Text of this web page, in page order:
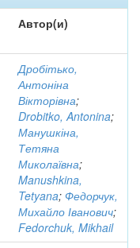
Автор(и)
Дробітько,
Антоніна
Вікторівна;
Drobitko, Antonina;
Манушкіна,
Тетяна
Миколаївна;
Manushkina,
Tetyana; Федорчук,
Михайло Іванович;
Fedorchuk, Mikhail